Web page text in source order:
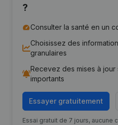
?
Consulter la santé en un
Choisissez des
granulaires
Recevez des mises à
importants
Essayer gratuitement
Essai gratuit de 7 jours, aucune